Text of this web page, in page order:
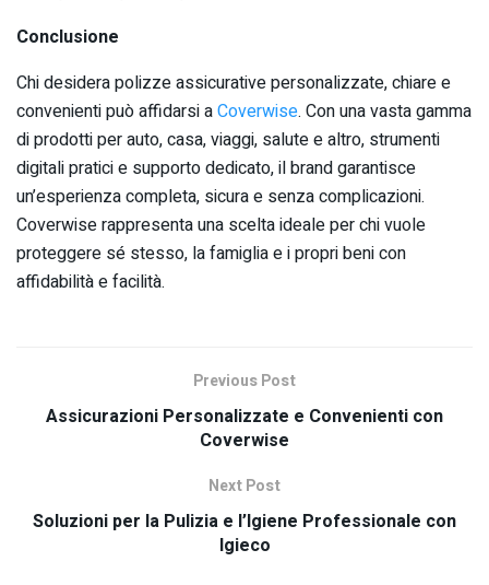
Conclusione
Chi desidera polizze assicurative personalizzate, chiare e
convenienti può affidarsi aCoverwise. Con una vasta gamma
di prodotti per auto, casa, viaggi, salute e altro, strumenti
digitali pratici e supporto dedicato, il brand garantisce
un’esperienza completa, sicura e senza complicazioni.
Coverwise rappresenta una scelta ideale per chi vuole
proteggere sé stesso, la famiglia e i propri beni con
affidabilità e facilità.
Previous Post
Assicurazioni Personalizzate e Convenienti con
Coverwise
Next Post
Soluzioni per la Pulizia e l’Igiene Professionale con
Igieco